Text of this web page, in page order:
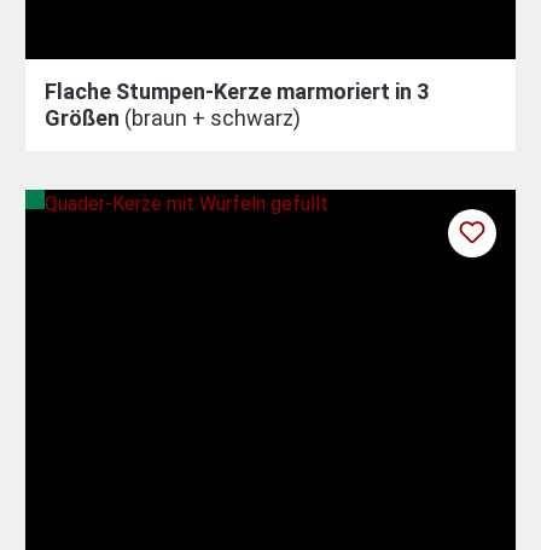
Flache Stumpen-Kerze marmoriert in 3
Größen (braun + schwarz)